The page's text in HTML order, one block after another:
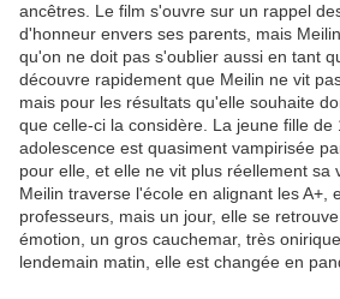
ancêtres. Le film s'ouvre sur un rappel
d'honneur envers ses parents, mais
qu'on ne doit pas s'oublier aussi en tant
découvre rapidement que Meilin ne vit
mais pour les résultats qu'elle souhaite
que celle-ci la considère. La jeune fille de
adolescence est quasiment vampirisée
pour elle, et elle ne vit plus réellement sa
Meilin traverse l'école en alignant les A+,
professeurs, mais un jour, elle se
émotion, un gros cauchemar, très
lendemain matin, elle est changée en